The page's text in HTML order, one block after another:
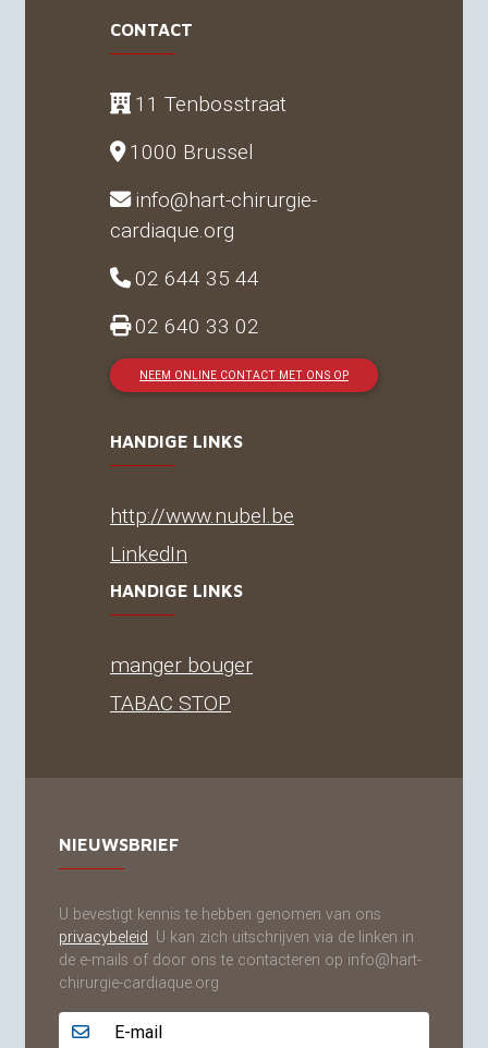
CONTACT
11 Tenbosstraat
1000 Brussel
info@hart-chirurgie-
cardiaque.org
02 644 35 44
02 640 33 02
NEEM ONLINE CONTACT MET ONS OP
HANDIGE LINKS
http://www.nubel.be
LinkedIn
HANDIGE LINKS
manger bouger
TABAC STOP
NIEUWSBRIEF
U bevestigt kennis te hebben genomen van ons
privacybeleid. U kan zich uitschrijven via de linken in
de e-mails of door ons te contacteren op info@hart-
chirurgie-cardiaque.org
Adresse email...